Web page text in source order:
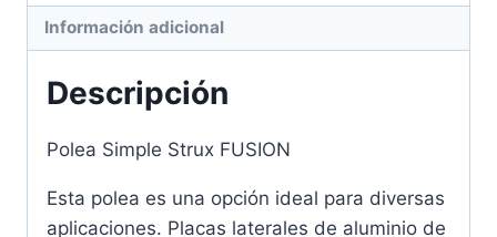
Información adicional
Descripción
Polea Simple Strux FUSION
Esta polea es una opción ideal para diversas
aplicaciones. Placas laterales de aluminio de